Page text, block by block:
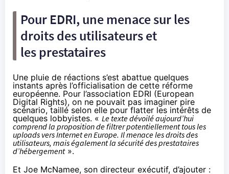
Pour EDRI, une menace sur les
droits des utilisateurs et
les prestataires
Une pluie de réactions s’est abattue quelques
instants après l’officialisation de cette réforme
européenne. Pour l’association EDRI (European
Digital Rights), on ne pouvait pas imaginer pire
scénario, taillé selon elle pour flatter les intérêts de
quelques lobbyistes. « Le texte dévoilé aujourd’hui
comprend la proposition de filtrer potentiellement tous les
uploads vers Internet en Europe. Il menace les droits des
utilisateurs, mais également la sécurité des prestataires
d’hébergement».
Et Joe McNamee, son directeur exécutif, d’ajouter :